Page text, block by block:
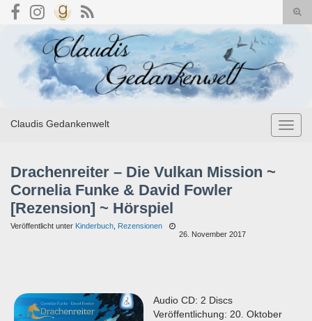
Search for:
Claudis Gedankenwelt
Drachenreiter – Die Vulkan Mission ~
Cornelia Funke & David Fowler
[Rezension] ~ Hörspiel
Veröffentlicht unter Kinderbuch Rezensionen
26. November 2017
Audio CD: 2 Discs
Veröffentlichung: 20. Oktober